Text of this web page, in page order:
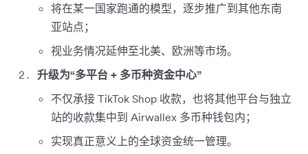
将在某一国家跑通的模型，逐步推广到其他东南
亚站点；
视业务情况延伸至北美、欧洲等市场。
升级为“多平台 + 多币种资金中心”
不仅承接 TikTok Shop 收款，也将其他平台与独立
站的收款集中到 Airwallex 多币种钱包内；
实现真正意义上的全球资金统一管理。